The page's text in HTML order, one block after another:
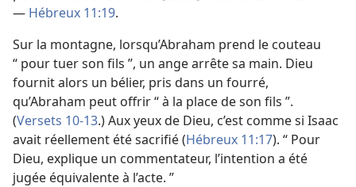
— Hébreux 11:19.
Sur la montagne, lorsqu’Abraham prend le couteau
“ pour tuer son fils ”, un ange arrête sa main. Dieu
fournit alors un bélier, pris dans un fourré,
qu’Abraham peut offrir “ à la place de son fils ”.
(Versets 10-13.) Aux yeux de Dieu, c’est comme si Isaac
avait réellement été sacrifié (Hébreux 11:17). “ Pour
Dieu, explique un commentateur, l’intention a été
jugée équivalente à l’acte. ”